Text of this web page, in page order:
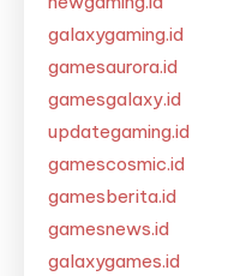
galaxygaming.id
gamesaurora.id
gamesgalaxy.id
updategaming.id
gamescosmic.id
gamesberita.id
gamesnews.id
galaxygames.id